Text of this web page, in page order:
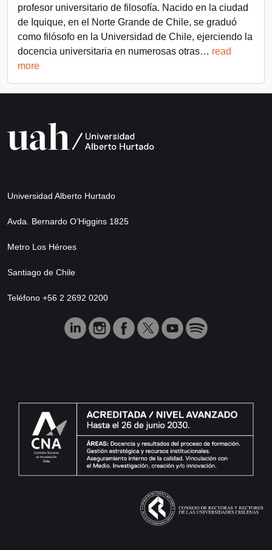
profesor universitario de filosofía. Nacido en la ciudad
de Iquique, en el Norte Grande de Chile, se graduó
como filósofo en la Universidad de Chile, ejerciendo la
docencia universitaria en numerosas otras… read
more
Universidad Alberto Hurtado
Avda. Bernardo O’Higgins 1825
Metro Los Héroes
Santiago de Chile
Teléfono +56 2 2692 0200